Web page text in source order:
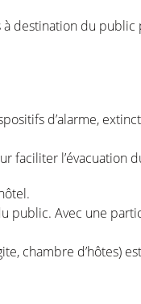
à destination du public
d’alarme,
faciliter l’évacuation
public. Avec une
chambre d’hôtes)